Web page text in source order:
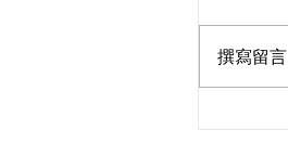
撰寫留